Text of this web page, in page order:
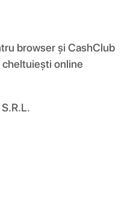
browser și CashClub
cheltuiești online